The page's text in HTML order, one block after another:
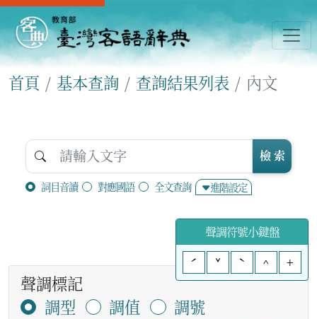
首頁 基本查詢 查詢結果列表 內文
詞目音讀 對應國語 全文查詢 進階設定
檢 索
聲調符號小鍵盤
ˊ
ˇ ˋ ^ +
聲調標記
調型
調值
調號